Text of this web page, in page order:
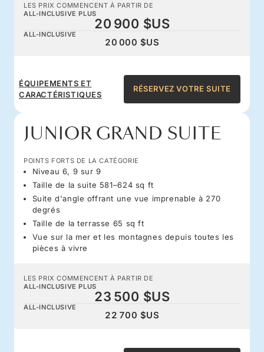
LES PRIX COMMENCENT À PARTIR DE
ALL-INCLUSIVE PLUS
20 900 $US
ALL-INCLUSIVE
20 000 $US
ÉQUIPEMENTS ET
CARACTÉRISTIQUES
RÉSERVEZ VOTRE SUITE
JUNIOR GRAND SUITE
POINTS FORTS DE LA CATÉGORIE
Niveau 6, 9 sur 9
Taille de la suite 581–624 sq ft
Suite d'angle offrant une vue imprenable à 270
degrés
Taille de la terrasse 65 sq ft
Vue sur la mer et les montagnes depuis toutes les
pièces à vivre
LES PRIX COMMENCENT À PARTIR DE
ALL-INCLUSIVE PLUS
23 500 $US
ALL-INCLUSIVE
22 700 $US